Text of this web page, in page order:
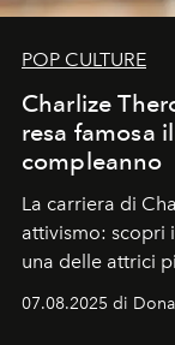
POP CULTURE
Charlize
resa famosa
compleanno
La carriera di
attivismo: scopri
una delle attrici
07.08.2025 di